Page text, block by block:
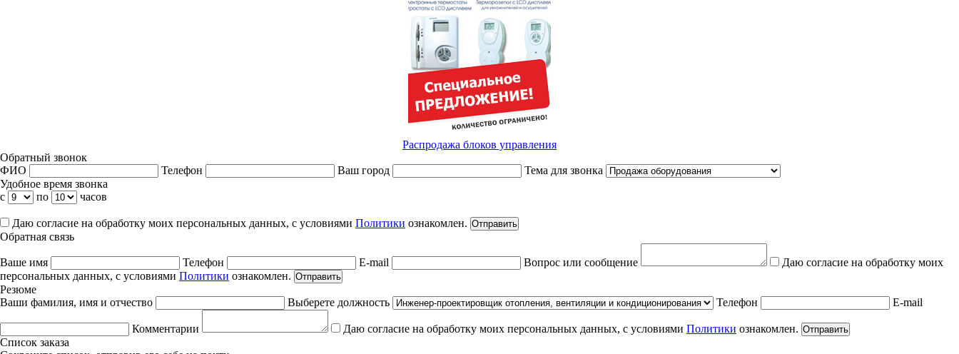
Распродажа блоков управления
Обратный звонок
ФИО
Телефон Ваш город
Тема для звонка
Удобное время звонка
с
по часов
Даю согласие на обработку моих персональных данных, с условиями Политики ознакомлен. Отправить
Обратная связь
Ваше имя Телефон E-mail Вопрос или сообщение
Даю согласие на обработку моих
персональных данных, с условиями Политики ознакомлен. Отправить
Резюме
Ваши фамилия, имя и отчество
Выберете должность Телефон E-mail
Комментарии Даю согласие на обработку моих персональных данных, с условиями Политики ознакомлен. Отправить
Список заказа